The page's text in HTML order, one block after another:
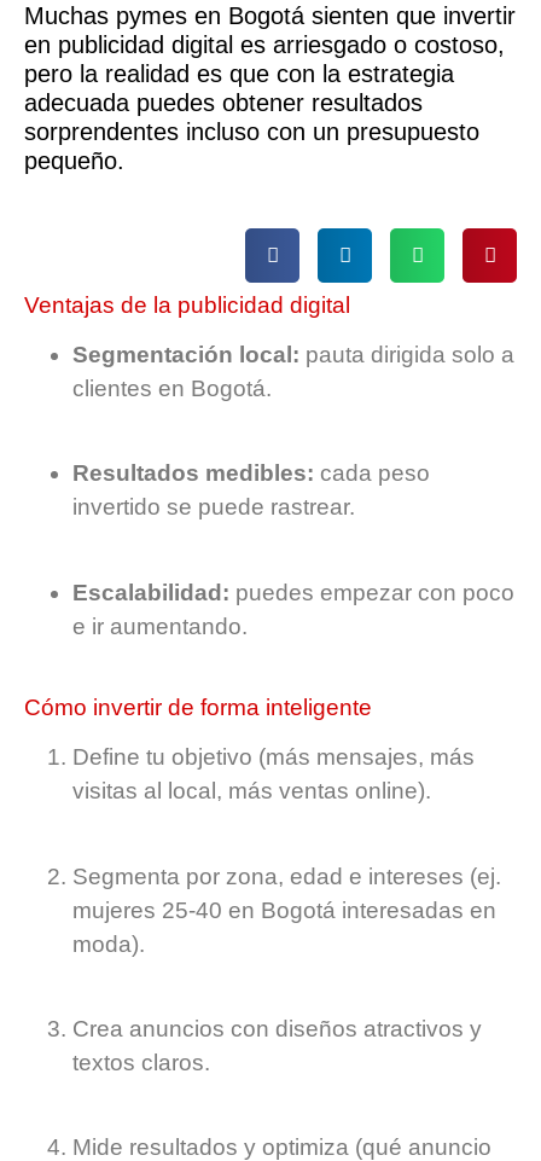
Muchas pymes en Bogotá sienten que invertir
en publicidad digital es arriesgado o costoso,
pero la realidad es que con la estrategia
adecuada puedes obtener resultados
sorprendentes incluso con un presupuesto
pequeño.
Ventajas de la publicidad digital
Segmentación local: pauta dirigida solo a
clientes en Bogotá.
Resultados medibles: cada peso
invertido se puede rastrear.
Escalabilidad: puedes empezar con poco
e ir aumentando.
Cómo invertir de forma inteligente
Define tu objetivo (más mensajes, más
visitas al local, más ventas online).
Segmenta por zona, edad e intereses (ej.
mujeres 25-40 en Bogotá interesadas en
moda).
Crea anuncios con diseños atractivos y
textos claros.
Mide resultados y optimiza (qué anuncio